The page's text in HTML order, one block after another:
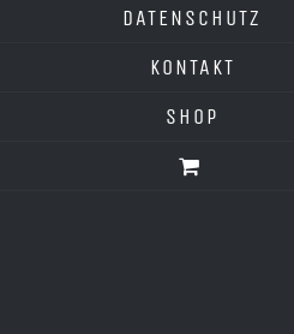
DATENSCHUTZ
KONTAKT
SHOP